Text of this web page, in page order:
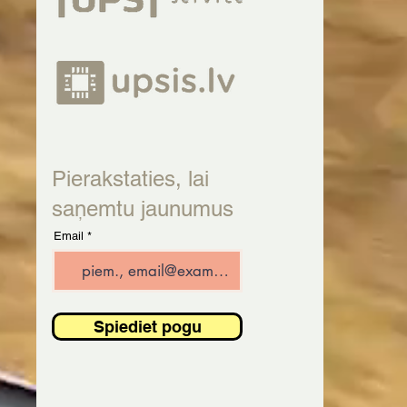
Pierakstaties, lai
saņemtu jaunumus
Email
Spiediet pogu